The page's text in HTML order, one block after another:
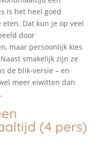
is het heel goed
Dat kun je op veel
door
maar persoonlijk kies
smakelijk zijn ze
de blik-versie – en
meer eiwitten dan
(4 pers)